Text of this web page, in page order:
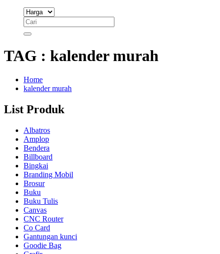
TAG : kalender murah
Home
kalender murah
List Produk
Albatros
Amplop
Bendera
Billboard
Bingkai
Branding Mobil
Brosur
Buku
Buku Tulis
Canvas
CNC Router
Co Card
Gantungan kunci
Goodie Bag